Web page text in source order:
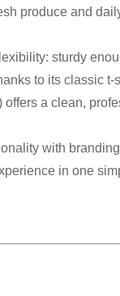
produce and
sturdy
to its classic t-
offers a clean,
with
in one